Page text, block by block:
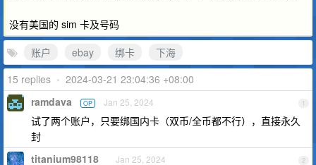
没有美国的 sim 卡及号码
账户
ebay 绑卡
下海
15 replies • 2024-03-21 23:04:36 +08:00
1
ramdava OP Jan 25, 2024
试了两个账户，只要绑国内卡（双币/全币都不行），直接永久
封
2
titanium98118 Jan 25, 2024